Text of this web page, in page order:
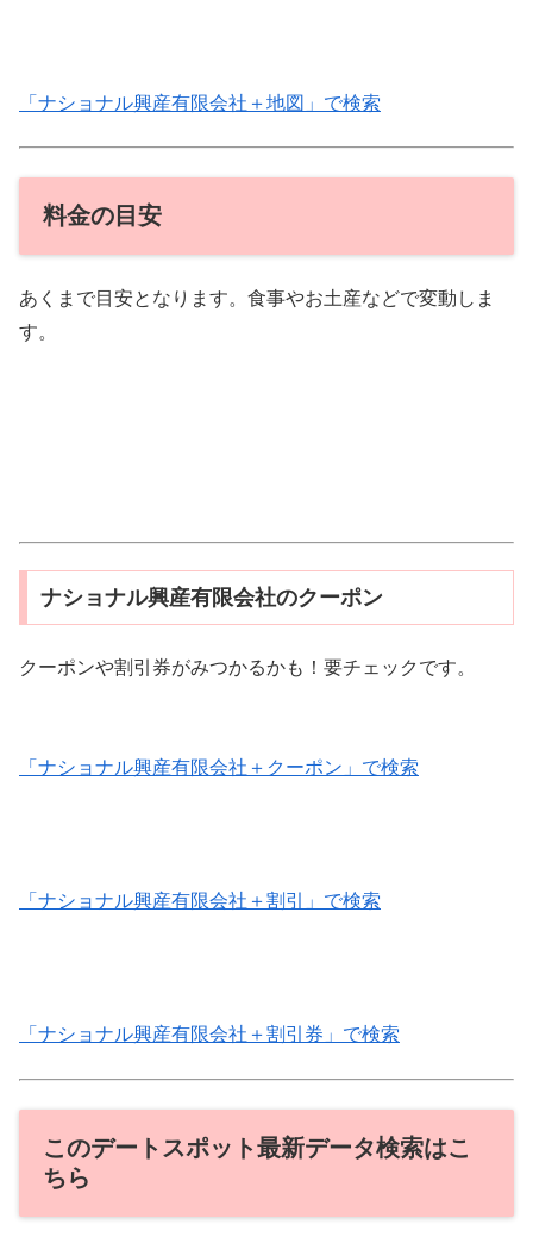
「ナショナル興産有限会社＋地図」で検索
料金の目安
あくまで目安となります。食事やお土産などで変動しま
す。
ナショナル興産有限会社のクーポン
クーポンや割引券がみつかるかも！要チェックです。
「ナショナル興産有限会社＋クーポン」で検索
「ナショナル興産有限会社＋割引」で検索
「ナショナル興産有限会社＋割引券」で検索
このデートスポット最新データ検索はこ
ちら